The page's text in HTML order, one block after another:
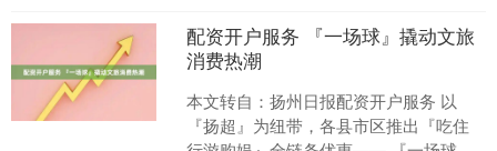
配资开户服务 『一场球』撬动文旅
消费热潮
本文转自：扬州日报配资开户服务 以
『扬超』为纽带，各县市区推出『吃住